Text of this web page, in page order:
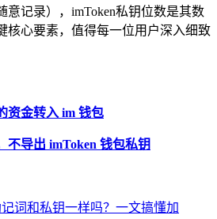
意记录），imToken私钥位数是其数
核心要素，值得每一位用户深入细致
资金转入 im 钱包
不导出 imToken 钱包私钥